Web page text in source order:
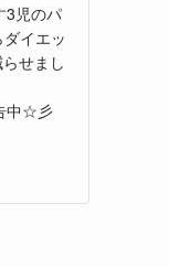
3児のパ
イエッ
せまし
中☆彡